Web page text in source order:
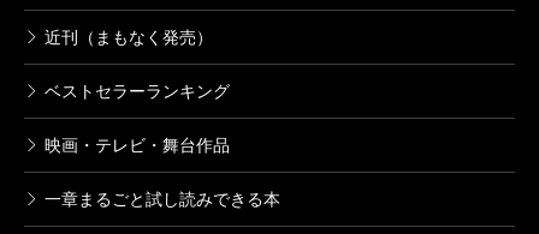
近刊（まもなく発売）
ベストセラーランキング
映画・テレビ・舞台作品
一章まるごと試し読みできる本